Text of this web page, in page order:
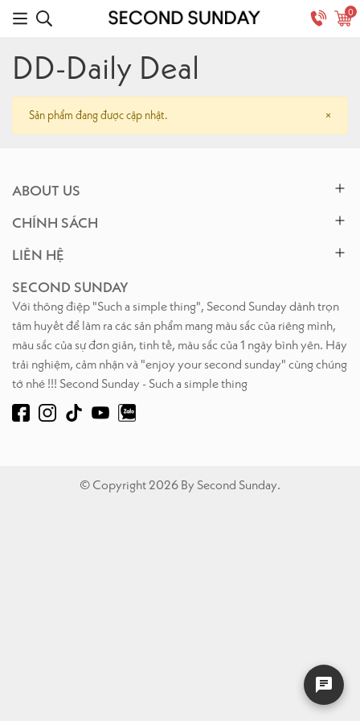
0
DD-Daily Deal
×
Sản phẩm đang được cập nhật.
ABOUT US
CHÍNH SÁCH
LIÊN HỆ
SECOND SUNDAY
Với thông điệp "Such a simple thing", Second Sunday dành trọn
tâm huyết để làm ra các sản phẩm mang màu sắc của riêng mình,
màu sắc của sự đơn giản, tinh tế, màu sắc của 1 ngày bình yên. Hãy
trải nghiệm, cảm nhận và "enjoy your second sunday" cùng chúng
tớ nhé !!! Second Sunday - Such a simple thing
© Copyright 2026 By Second Sunday.